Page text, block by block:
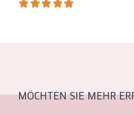
Jedes alter
MÖCHTEN SIE MEHR